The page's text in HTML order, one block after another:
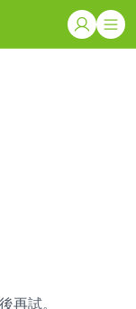
再試。